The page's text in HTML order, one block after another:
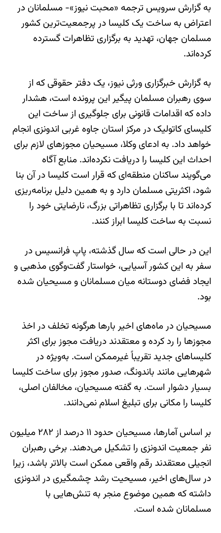
به گزارش سرویس ترجمه «محبت نیوز»- مسلمانان در
اعتراض به ساخت یک کلیسا در پرجمعیت‌ترین کشور
مسلمان جهان، تهدید به برگزاری تظاهرات گسترده
کرده‌اند.
به گزارش خبرگزاری ورثی نیوز، یک دفتر حقوقی که از
سوی رهبران مسلمان پیگیر این پرونده است، هشدار
داده که اقدامات قانونی برای جلوگیری از ساخت این
کلیسای کاتولیک در مرکز استان جاوه غربی اندونزی انجام
خواهد داد. به ادعای وکلا، مسیحیان مجوزهای لازم برای
احداث این کلیسا را دریافت نکرده‌اند. منابع آگاه
می‌گویند ساکنان منطقه‌ای که قرار است کلیسا در آن بنا
شود، اکثریتی مسلمان دارد و به همین دلیل برنامه‌ریزی
کرده‌اند تا با برگزاری تظاهراتی بزرگ، نارضایتی خود را
نسبت به ساخت کلیسا ابراز کنند.
این در حالی است که سال گذشته، پاپ فرانسیس در
سفر به این کشور آسیایی، خواستار گفت‌وگوی مذهبی و
ایجاد فضای دوستانه میان مسلمانان و مسیحیان شده
بود.
مسیحیان در ماه‌های اخیر بارها هرگونه تخلف در اخذ
مجوزها را رد کرده و معتقدند دریافت مجوز برای اکثر
کلیساهای جدید تقریباً غیرممکن است. به‌ویژه در
شهرهایی مانند باندونگ، صدور مجوز برای ساخت کلیسا
بسیار دشوار است. به گفته مسیحیان، مخالفان اصلی،
کلیسا را مکانی برای تبلیغ اسلام نمی‌دانند.
بر اساس آمارها، مسیحیان حدود ۱۱ درصد از ۲۸۲ میلیون
نفر جمعیت اندونزی را تشکیل می‌دهند. برخی رهبران
انجیلی معتقدند رقم واقعی ممکن است بالاتر باشد، زیرا
در سال‌های اخیر، مسیحیت رشد چشمگیری در اندونزی
داشته که همین موضوع منجر به تنش‌هایی با
مسلمانان شده است.